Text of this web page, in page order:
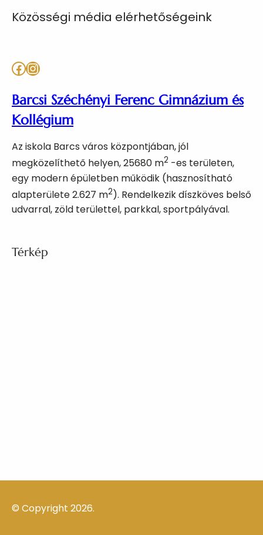
Közösségi média elérhetőségeink
Facebook Instagram
Barcsi Széchényi Ferenc Gimnázium és
Kollégium
Az iskola Barcs város központjában, jól
megközelíthető helyen, 25680 m2 -es területen,
egy modern épületben működik (hasznosítható
alapterülete 2.627 m2). Rendelkezik díszköves belső
udvarral, zöld területtel, parkkal, sportpályával.
Térkép
© Copyright 2026.